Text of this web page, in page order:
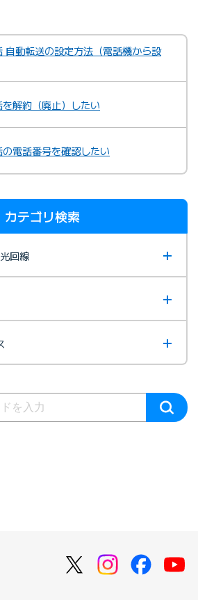
自動転送の設定方法（電話機から設
解約（廃止）したい
電話番号を確認したい
カテゴリ検索
回線